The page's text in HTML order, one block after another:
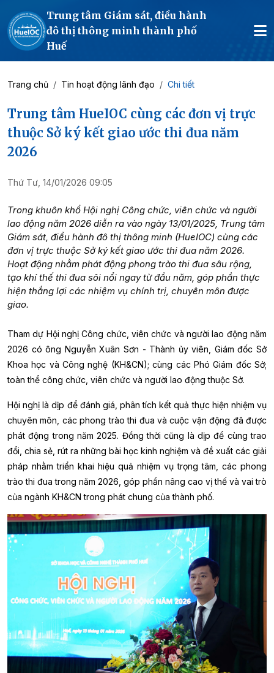
Trung tâm Giám sát, điều hành
đô thị thông minh thành phố
Huế
Trang chủ Tin hoạt động lãnh đạo Chi tiết
Trung tâm HueIOC cùng các đơn vị trực
thuộc Sở ký kết giao ước thi đua năm
2026
Thứ Tư, 14/01/2026 09:05
Trong khuôn khổ Hội nghị Công chức, viên chức và người
lao động năm 2026 diễn ra vào ngày 13/01/2025, Trung tâm
Giám sát, điều hành đô thị thông minh (HueIOC) cùng các
đơn vị trực thuộc Sở ký kết giao ước thi đua năm 2026.
Hoạt động nhằm phát động phong trào thi đua sâu rộng,
tạo khí thế thi đua sôi nổi ngay từ đầu năm, góp phần thực
hiện thắng lợi các nhiệm vụ chính trị, chuyên môn được
giao.
Tham dự Hội nghịCông chức, viên chức và người lao động năm
2026 có ông Nguyễn Xuân Sơn - Thành ủy viên, Giám đốc Sở
Khoa học và Công nghệ (KH&CN); cùng các Phó Giám đốc Sở;
toàn thể công chức, viên chức và người lao động thuộc Sở.
Hội nghị là dịp để đánh giá, phân tích kết quả thực hiện nhiệm vụ
chuyên môn, các phong trào thi đua và cuộc vận động đã được
phát động trong năm 2025. Đồng thời cũng là dịp để cùng trao
đổi, chia sẻ, rút ra những bài học kinh nghiệm và đề xuất các giải
pháp nhằm triển khai hiệu quả nhiệm vụ trọng tâm, các phong
trào thi đua trong năm 2026, góp phần nâng cao vị thế và vai trò
của ngành KH&CN trong phát chung của thành phố.